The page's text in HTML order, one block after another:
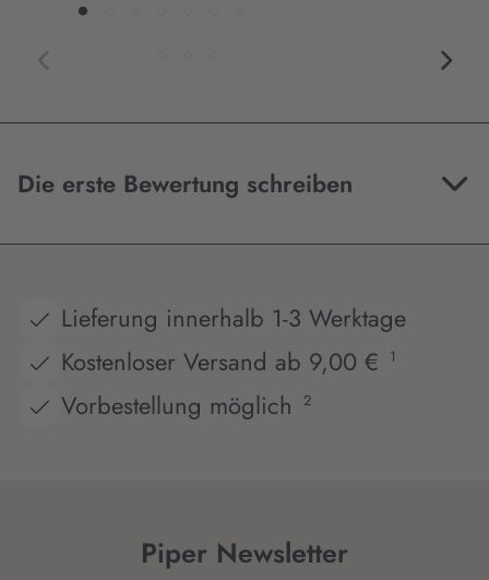
Die erste Bewertung schreiben
Lieferung innerhalb 1-3 Werktage
Kostenloser Versand ab 9,00 €
1
Vorbestellung möglich 2
Piper Newsletter